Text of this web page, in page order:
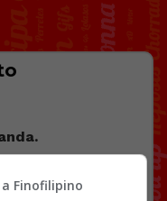
Finofilipino